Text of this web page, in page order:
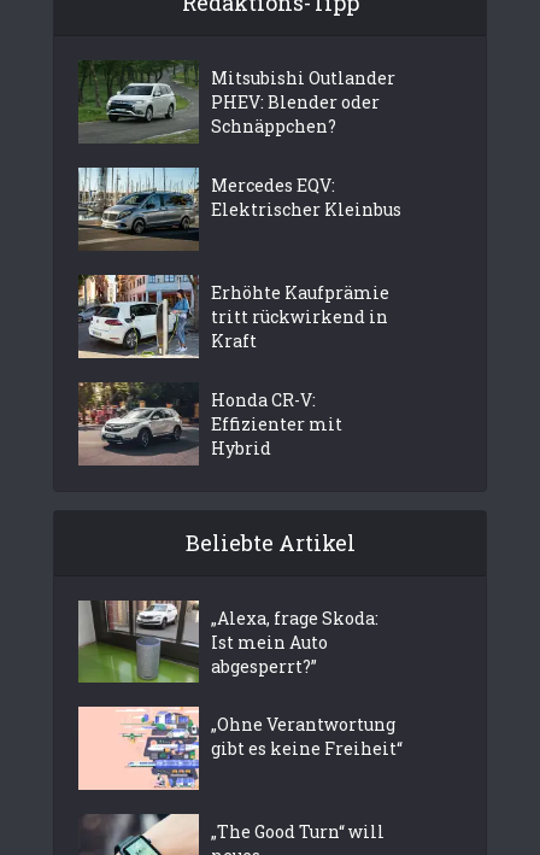
Mitsubishi Outlander
PHEV: Blender oder
Schnäppchen?
Mercedes EQV:
Elektrischer Kleinbus
Erhöhte Kaufprämie
tritt rückwirkend in
Kraft
Honda CR-V:
Effizienter mit
Hybrid
Beliebte Artikel
„Alexa, frage Skoda:
Ist mein Auto
abgesperrt?”
„Ohne Verantwortung
gibt es keine Freiheit“
„The Good Turn“ will